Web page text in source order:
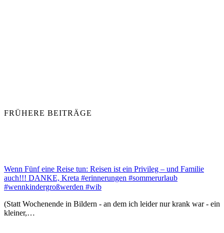
FRÜHERE BEITRÄGE
Wenn Fünf eine Reise tun: Reisen ist ein Privileg – und Familie
auch!!! DANKE, Kreta #erinnerungen #sommerurlaub
#wennkindergroßwerden #wib
(Statt Wochenende in Bildern - an dem ich leider nur krank war - ein
kleiner,…